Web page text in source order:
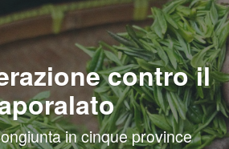
contro il
in cinque province